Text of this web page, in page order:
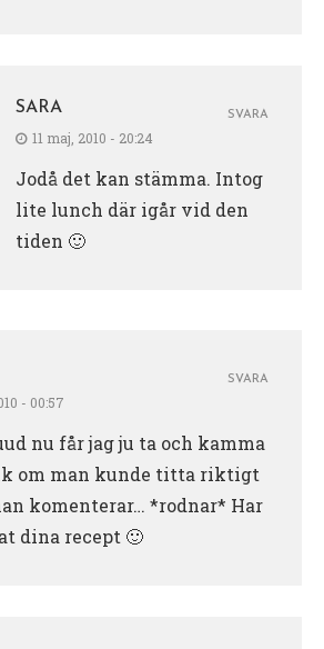
SARA
11 maj, 2010 - 20:24
Jodå det kan stämma. Intog
lite lunch där igår vid den
tiden 🙂
SVARA
- 00:57
nu får jag ju ta och kamma
om man kunde titta riktigt
komenterar… *rodnar* Har
dina recept 🙂
SVARA